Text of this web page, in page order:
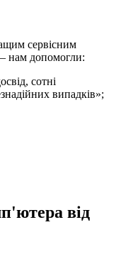
сервісним
нам допомогли:
сотні
випадків»;
від